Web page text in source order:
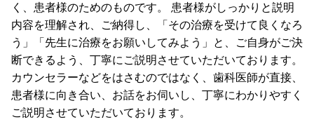
く、患者様のためのものです。 患者様がしっかりと説明
内容を理解され、ご納得し、「その治療を受けて良くなろ
う」「先生に治療をお願いしてみよう」と、ご自身がご決
断できるよう、丁寧にご説明させていただいております。
カウンセラーなどをはさむのではなく、歯科医師が直接、
患者様に向き合い、お話をお伺いし、丁寧にわかりやすく
ご説明させていただいております。